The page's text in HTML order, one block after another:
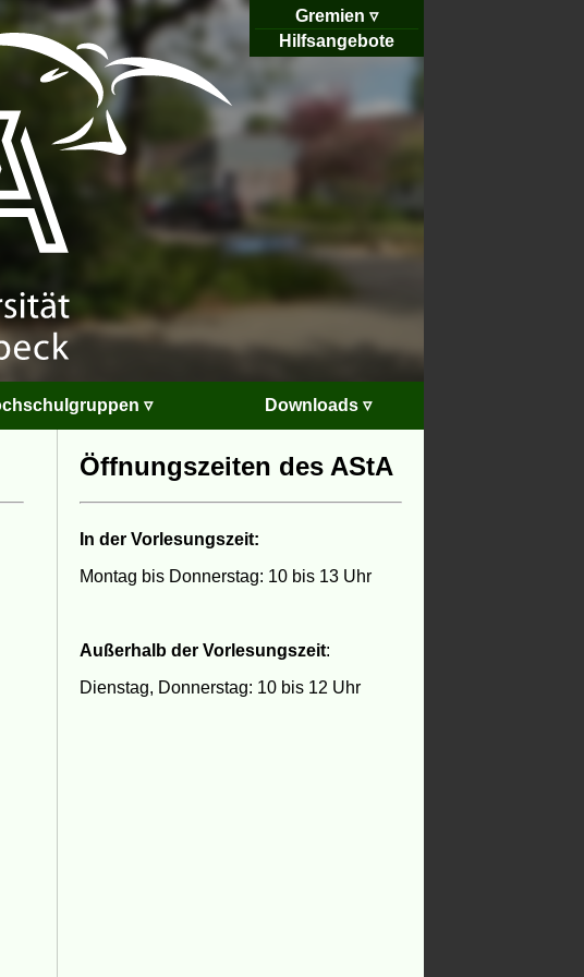
Gremien
Hilfsangebote
▿ Downloads ▿
Öffnungszeiten des AStA
In der Vorlesungszeit:
Montag bis Donnerstag: 10 bis 13 Uhr
Außerhalb der Vorlesungszeit:
Dienstag, Donnerstag: 10 bis 12 Uhr